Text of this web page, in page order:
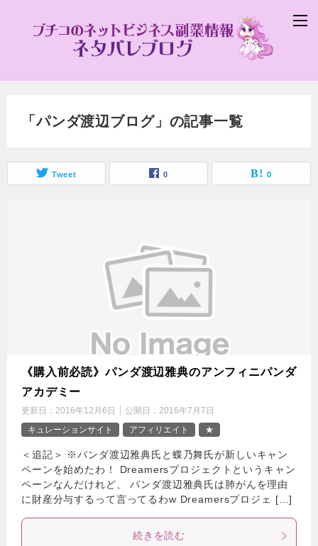
「パンダ渡辺ブログ」の記事一覧
Tweet 0 0
《購入前必読》パンダ渡辺雅典のアンフィニパンダ
アカデミー
更新日： 2016年12月6日 公開日： 2016年7月7日
キュレーションサイト
アフィリエイト ★
＜追記＞ ※パンダ渡辺雅典氏と蝶乃舞氏が新しいキャン
ペーンを始めたわ！ Dreamersプロジェクトというキャン
ペーンなんだけれど、 パンダ渡辺雅典氏は肺がんを理由
に財産分与するって言ってるわw Dreamersプロジェ […]
続きを読む